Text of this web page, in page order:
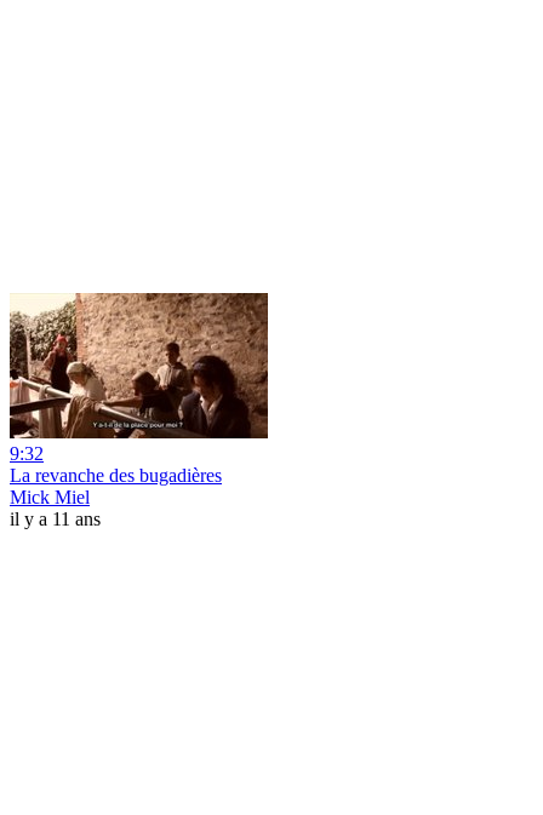
9:32
La revanche des bugadières
Mick Miel
il y a 11 ans